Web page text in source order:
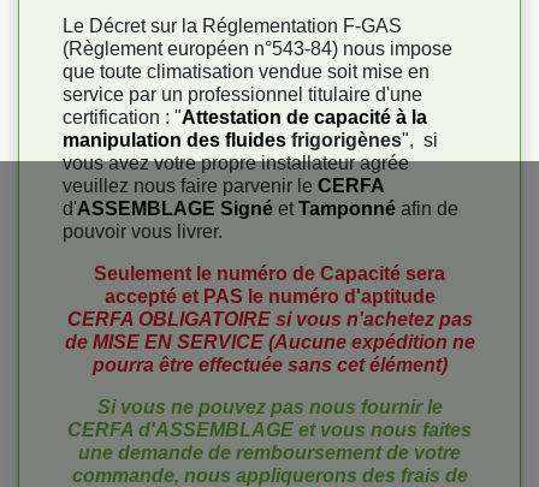
Le Décret sur la Réglementation F-GAS
(Règlement européen n°543-84) nous impose
que toute climatisation vendue soit mise en
service par un professionnel titulaire d'une
certification : "Attestation de capacité à la
manipulation des fluides frigorigènes", si
vous avez votre propre installateur agrée
veuillez nous faire parvenir le CERFA
d'ASSEMBLAGE Signé et Tamponné afin de
pouvoir vous livrer.
Seulement le numéro de Capacité sera
accepté et PAS le numéro d'aptitude
CERFA OBLIGATOIRE si vous n'achetez pas
de MISE EN SERVICE (Aucune expédition ne
pourra être effectuée sans cet élément)
Si vous ne pouvez pas nous fournir le
CERFA d'ASSEMBLAGE et vous nous faites
une demande de remboursement de votre
commande, nous appliquerons des frais de